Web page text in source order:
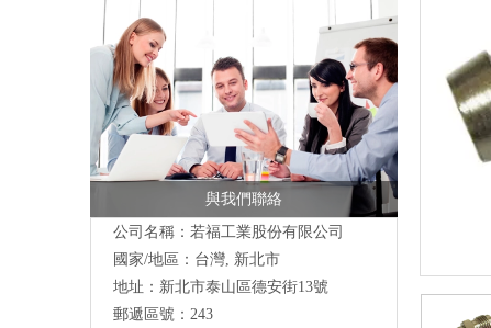
與我們聯絡
公司名稱：若福工業股份有限公司
國家/地區：台灣, 新北市
地址： 新北市泰山區德安街13號
郵遞區號：243